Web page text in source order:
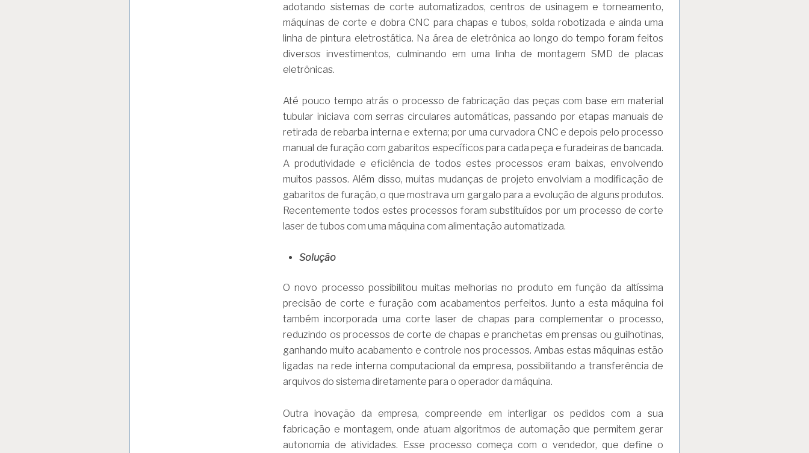
adotando sistemas de corte automatizados, centros de usinagem e torneamento,
máquinas de corte e dobra CNC para chapas e tubos, solda robotizada e ainda uma
linha de pintura eletrostática. Na área de eletrônica ao longo do tempo foram feitos
diversos investimentos, culminando em uma linha de montagem SMD de placas
eletrônicas.
Até pouco tempo atrás o processo de fabricação das peças com base em material
tubular iniciava com serras circulares automáticas, passando por etapas manuais de
retirada de rebarba interna e externa; por uma curvadora CNC e depois pelo processo
manual de furação com gabaritos específicos para cada peça e furadeiras de bancada.
A produtividade e eficiência de todos estes processos eram baixas, envolvendo
muitos passos. Além disso, muitas mudanças de projeto envolviam a modificação de
gabaritos de furação, o que mostrava um gargalo para a evolução de alguns produtos.
Recentemente todos estes processos foram substituídos por um processo de corte
laser de tubos com uma máquina com alimentação automatizada.
Solução
O novo processo possibilitou muitas melhorias no produto em função da altíssima
precisão de corte e furação com acabamentos perfeitos. Junto a esta máquina foi
também incorporada uma corte laser de chapas para complementar o processo,
reduzindo os processos de corte de chapas e pranchetas em prensas ou guilhotinas,
ganhando muito acabamento e controle nos processos. Ambas estas máquinas estão
ligadas na rede interna computacional da empresa, possibilitando a transferência de
arquivos do sistema diretamente para o operador da máquina.
Outra inovação da empresa, compreende em interligar os pedidos com a sua
fabricação e montagem, onde atuam algoritmos de automação que permitem gerar
autonomia de atividades. Esse processo começa com o vendedor, que define o